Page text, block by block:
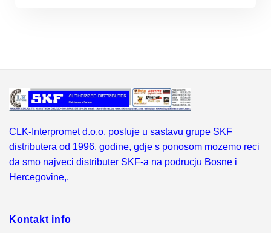
CLK-Interpromet d.o.o. posluje u sastavu grupe SKF
distributera od 1996. godine, gdje s ponosom mozemo reci
da smo najveci distributer SKF-a na podrucju Bosne i
Hercegovine,.
Kontakt info